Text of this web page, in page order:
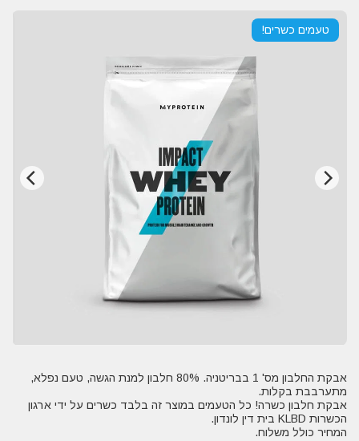
טעמים כשרים!
אבקת החלבון מס' 1 בבריטניה. 80% חלבון למנת הגשה, טעם נפלא,
אבקת חלבון כשרה! כל הטעמים במוצר זה בלבד כשרים על ידי ארגון
המחיר כולל משלוח.